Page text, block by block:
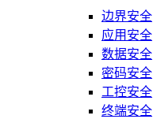
边界安全
应用安全
数据安全
密码安全
工控安全
终端安全